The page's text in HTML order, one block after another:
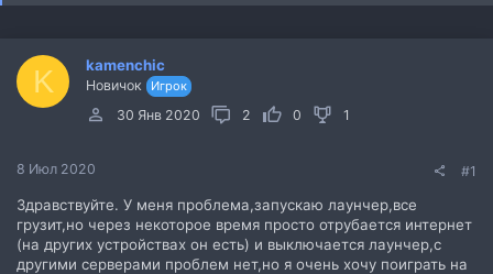
м
а
K kamenchic
Новичок Игрок
30 Янв 2020 2 0 1
8 Июл 2020 #1
Здравствуйте. У меня проблема,запускаю лаунчер,все
грузит,но через некоторое время просто отрубается интернет
(на других устройствах он есть) и выключается лаунчер,с
другими серверами проблем нет,но я очень хочу поиграть на